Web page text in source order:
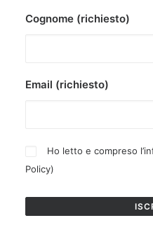
Cognome (richiesto)
Email (richiesto)
Ho letto e compreso
Policy)